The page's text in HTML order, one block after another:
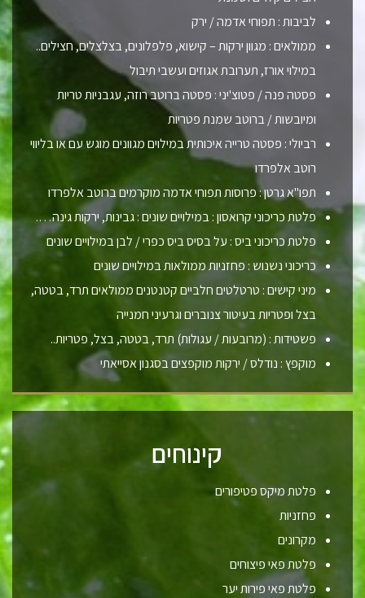
קינוחים
פלטת מיקס פטיפורים
פחזניות
מקרונים
פלטת פאי פיצוחים
פלטת פאי פירות יער
לביבות : תפוחי אדמה / ירק
ממולאים : מגוון ירקות – קישוא, פלפלונים, בצלצלים, חצילים..
במילוי אורז, תערובת אגוזים ועשבי תיבול
פסטה פנה / פטוצ'יני : פסטה ברוטב רוזה, עגבניות טריות
ומיובשות / ברוטב שמנת פטריות
רביולי : פסטה טרייה איכותית במילוים מגוונים מוגש עם או בליווי
רוטב אלפרדו
תפו"א גרטן : פרוסות תפוחי אדמה מוקרמים ברוטב אלפרדו
פלטת כריכוני קרואסון : במילויים שונים : גבינות, ירקות גינה….
פלטת כריכוני ביס : על בסיס ביס כפרי / לבן במילויים שונים
כריכוני נשנוש : פחזניות ממולאות במילויים שונים
מיני קישים : טרטלטים חלביים קטנטנים ממולאים תרד, בטטה,
בצל ופטריות בעיטור צנוברים וגרעיני חמנייה
פשטידות : (מרובעות / עגולות) תרד, בטטה, בצל, פטריות..
מוקפץ : נודלס / ירקות מוקפצים בסגנון אסייאתי